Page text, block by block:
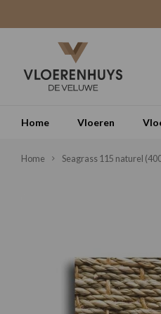
Home Vloeren
Home Seagrass 115 naturel